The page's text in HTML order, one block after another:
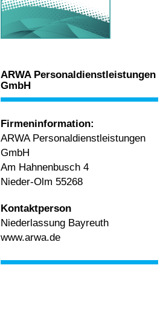
ARWA Personaldienstleistungen
GmbH
Firmeninformation:
ARWA Personaldienstleistungen
GmbH
Am Hahnenbusch 4
Nieder-Olm 55268
Kontaktperson
Niederlassung Bayreuth
www.arwa.de